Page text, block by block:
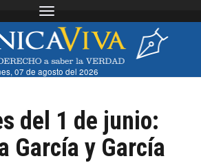
Toggle navigation
07 de agosto del 2026
del 1 de junio:
García y García